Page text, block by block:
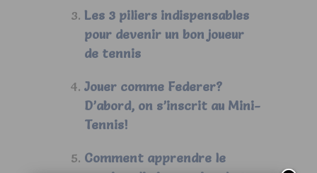
Les 3 piliers indispensables
pour devenir un bon joueur
de tennis
Jouer comme Federer?
D’abord, on s’inscrit au Mini-
Tennis!
Comment apprendre le